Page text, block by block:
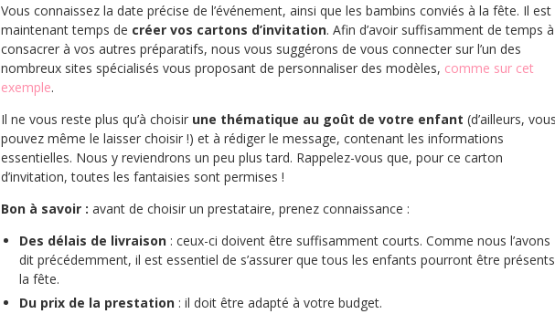
Vous connaissez la date précise de l’événement, ainsi que les bambins conviés à la fête. Il est
maintenant temps de créer vos cartons d’invitation. Afin d’avoir suffisamment de temps à
consacrer à vos autres préparatifs, nous vous suggérons de vous connecter sur l’un des
nombreux sites spécialisés vous proposant de personnaliser des modèles, comme sur cet
exemple.
Il ne vous reste plus qu’à choisir une thématique au goût de votre enfant (d’ailleurs,
pouvez même le laisser choisir !) et à rédiger le message, contenant les informations
essentielles. Nous y reviendrons un peu plus tard. Rappelez-vous que, pour ce carton
d’invitation, toutes les fantaisies sont permises !
Bon à savoir : avant de choisir un prestataire, prenez connaissance :
Des délais de livraison : ceux-ci doivent être suffisamment courts. Comme nous l’avons
dit précédemment, il est essentiel de s’assurer que tous les enfants pourront être
la fête.
Du prix de la prestation : il doit être adapté à votre budget.